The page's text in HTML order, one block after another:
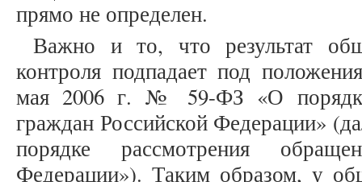
прямо не определен.
Важно и то, что результат
контроля подпадает под
мая 2006 г. № 59-ФЗ «О порядке
граждан Российской Федерации»
порядке рассмотрения
Федерации»). Таким образом, у